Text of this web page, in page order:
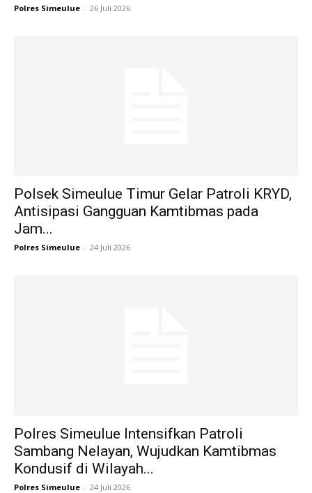
Polres Simeulue - 26 Juli 2026
Polsek Simeulue Timur Gelar Patroli KRYD,
Antisipasi Gangguan Kamtibmas pada
Jam...
Polres Simeulue - 24 Juli 2026
Polres Simeulue Intensifkan Patroli
Sambang Nelayan, Wujudkan Kamtibmas
Kondusif di Wilayah...
Polres Simeulue - 24 Juli 2026